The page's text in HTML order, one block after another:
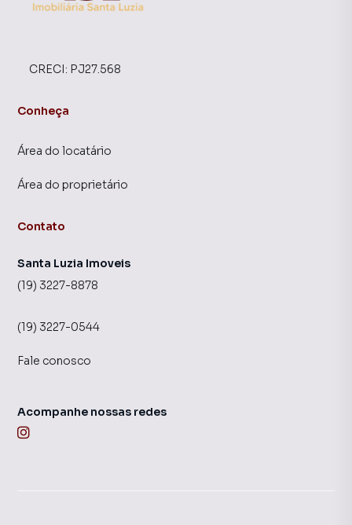
CRECI: PJ27.568
Conheça
Área do locatário
Área do proprietário
Contato
Santa Luzia Imoveis
(19) 3227-8878
(19) 3227-0544
Fale conosco
Acompanhe nossas redes